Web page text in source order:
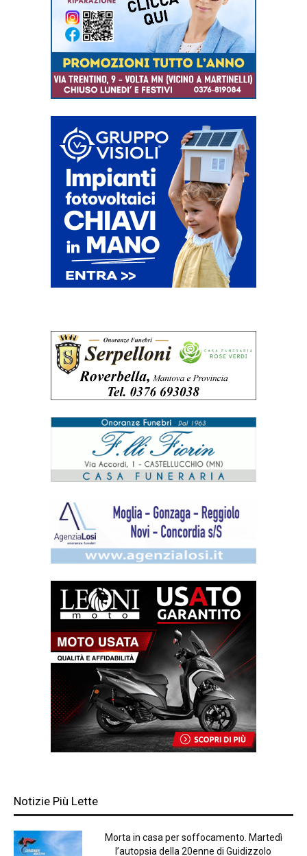
Notizie Più Lette
Morta in casa per soffocamento. Martedì
l’autopsia della 20enne di Guidizzolo